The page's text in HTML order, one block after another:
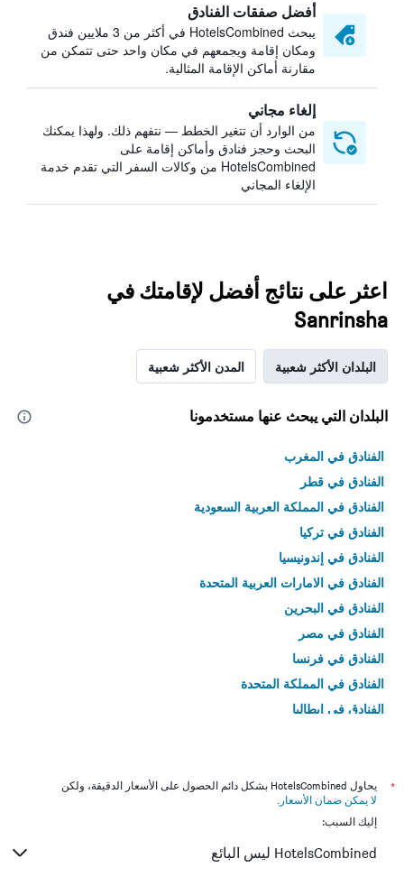
أفضل صفقات الفنادق
يبحث HotelsCombined في أكثر من 3 ملايين فندق
ومكان إقامة ويجمعهم في مكان واحد حتى تتمكن من
مقارنة أماكن الإقامة المثالية.
إلغاء مجاني
من الوارد أن تتغير الخطط — نتفهم ذلك. ولهذا يمكنك
البحث وحجز فنادق وأماكن إقامة على
HotelsCombined من وكالات السفر التي تقدم خدمة
الإلغاء المجاني
اعثر على نتائج أفضل لإقامتك في
Sanrinsha
البلدان الأكثر شعبية المدن الأكثر شعبية
البلدان التي يبحث عنها مستخدمونا
الفنادق في المغرب
الفنادق في قطر
الفنادق في المملكة العربية السعودية
الفنادق في تركيا
الفنادق في إندونيسيا
الفنادق في الامارات العربية المتحدة
الفنادق في البحرين
الفنادق في مصر
الفنادق في فرنسا
الفنادق في المملكة المتحدة
الفنادق في إيطاليا
*
يحاول HotelsCombined بشكل دائم الحصول على الأسعار الدقيقة، ولكن
لا يمكن ضمان الأسعار .
إليك السبب:
HotelsCombined ليس البائع